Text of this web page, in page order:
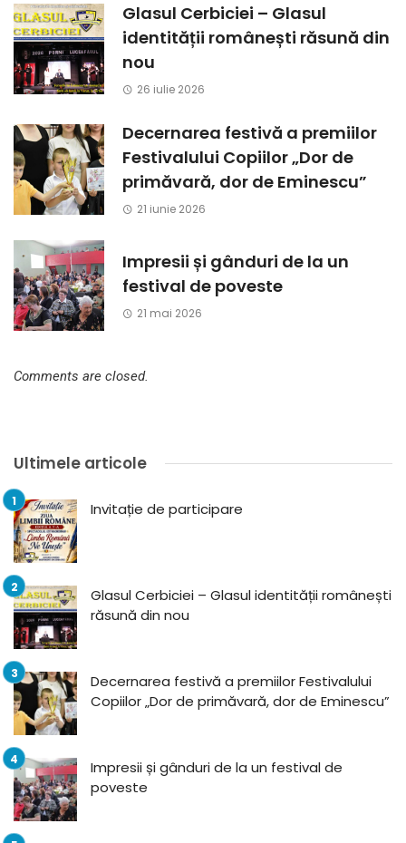
Glasul Cerbiciei – Glasul
identității românești răsună din
nou
26 iulie 2026
Decernarea festivă a premiilor
Festivalului Copiilor „Dor de
primăvară, dor de Eminescu”
21 iunie 2026
Impresii și gânduri de la un
festival de poveste
21 mai 2026
Comments are closed.
Ultimele articole
Invitație de participare
Glasul Cerbiciei – Glasul identității românești
răsună din nou
Decernarea festivă a premiilor Festivalului
Copiilor „Dor de primăvară, dor de Eminescu”
Impresii și gânduri de la un festival de
poveste